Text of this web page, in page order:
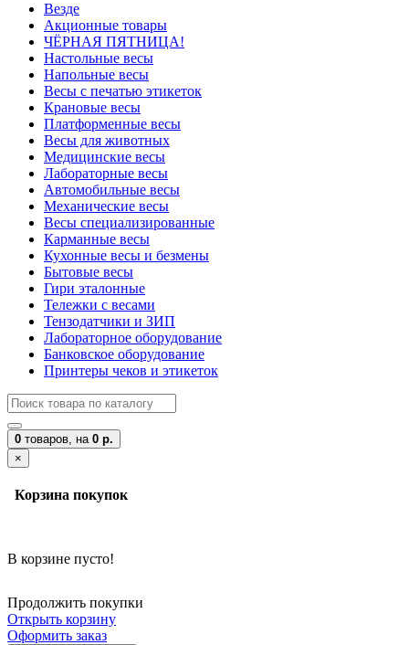
Везде
Акционные товары
ЧЁРНАЯ ПЯТНИЦА!
Настольные весы
Напольные весы
Весы с печатью этикеток
Крановые весы
Платформенные весы
Весы для животных
Медицинские весы
Лабораторные весы
Автомобильные весы
Механические весы
Весы специализированные
Карманные весы
Кухонные весы и безмены
Бытовые весы
Гири эталонные
Тележки с весами
Тензодатчики и ЗИП
Лабораторное оборудование
Банковское оборудование
Принтеры чеков и этикеток
0 товаров, на 0 р.
×
Корзина покупок
В корзине пусто!
Продолжить покупки
Открыть корзину
Оформить заказ